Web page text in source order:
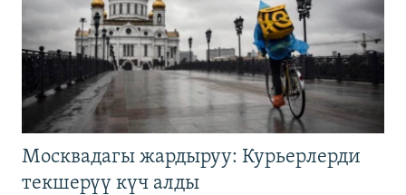
Москвадагы жардыруу: Курьерлерди
текшерүү күч алды